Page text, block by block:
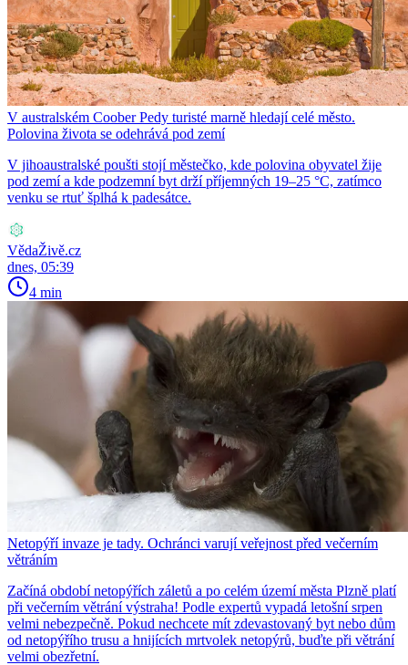
V australském Coober Pedy turisté marně hledají celé město.
Polovina života se odehrává pod zemí
V jihoaustralské poušti stojí městečko, kde polovina obyvatel žije
pod zemí a kde podzemní byt drží příjemných 19–25 °C, zatímco
venku se rtuť šplhá k padesátce.
VědaŽivě.cz
dnes, 05:39
4 min
Netopýří invaze je tady. Ochránci varují veřejnost před večerním
větráním
Začíná období netopýřích záletů a po celém území města Plzně platí
při večerním větrání výstraha! Podle expertů vypadá letošní srpen
velmi nebezpečně. Pokud nechcete mít zdevastovaný byt nebo dům
od netopýřího trusu a hnijících mrtvolek netopýrů, buďte při větrání
velmi obezřetní.